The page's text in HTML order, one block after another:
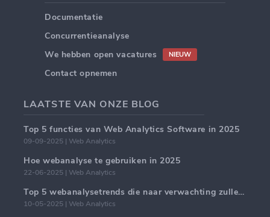
Documentatie
Concurrentieanalyse
We hebben open vacatures
NIEUW
Contact opnemen
LAATSTE VAN ONZE BLOG
Top 5 functies van Web Analytics Software in 2025
09-09-2025 | Web Analytics
Hoe webanalyse te gebruiken in 2025
22-06-2025 | Web Analytics
Top 5 webanalysetrends die naar verwachting zullen domineren in 2025
10-05-2025 | Web Analytics